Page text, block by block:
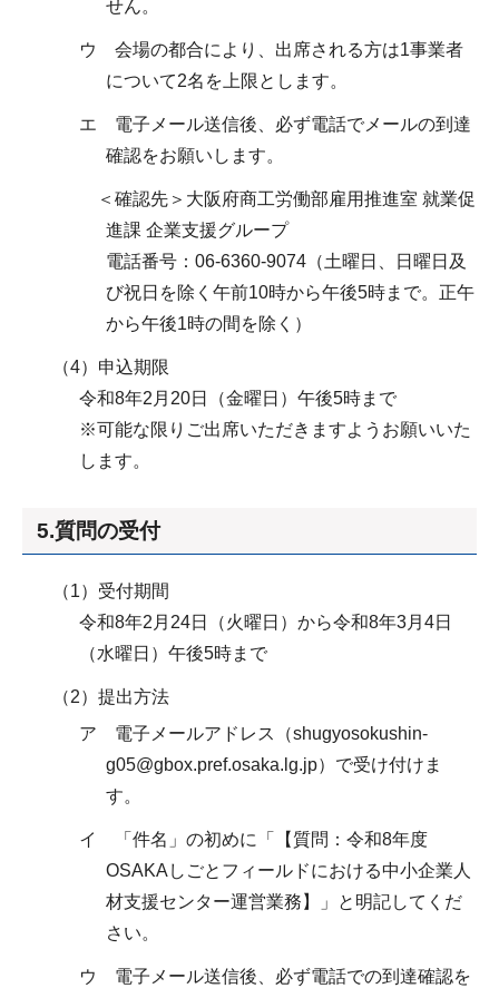
せん。
ウ 会場の都合により、出席される方は1事業者
について2名を上限とします。
エ 電子メール送信後、必ず電話でメールの到達
確認をお願いします。
＜確認先＞大阪府商工労働部雇用推進室 就業促
進課 企業支援グループ
電話番号：06-6360-9074（土曜日、日曜日及
び祝日を除く午前10時から午後5時まで。正午
から午後1時の間を除く）
（4）申込期限
令和8年2月20日（金曜日）午後5時まで
※可能な限りご出席いただきますようお願いいた
します。
5.質問の受付
（1）受付期間
令和8年2月24日（火曜日）から令和8年3月4日
（水曜日）午後5時まで
（2）提出方法
ア 電子メールアドレス（shugyosokushin-
g05@gbox.pref.osaka.lg.jp）で受け付けま
す。
イ 「件名」の初めに「【質問：令和8年度
OSAKAしごとフィールドにおける中小企業人
材支援センター運営業務】」と明記してくだ
さい。
ウ 電子メール送信後、必ず電話での到達確認を